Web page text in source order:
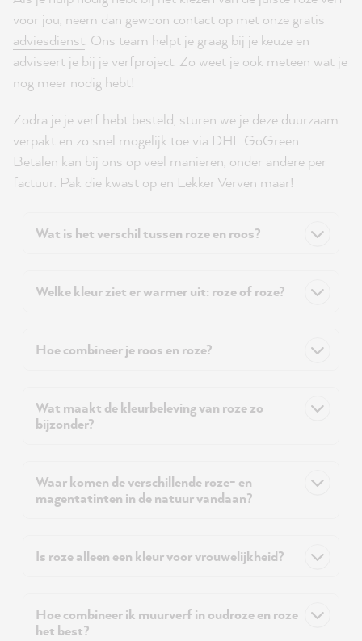
voor jou, neem dan gewoon contact op met onze gratis
adviesdienst. Ons team helpt je graag bij je keuze en
adviseert je bij je verfproject. Zo weet je ook meteen wat je
nog meer nodig hebt!
Zodra je je verf hebt besteld, sturen we je deze duurzaam
verpakt en zo snel mogelijk toe via DHL GoGreen.
Betalen kan bij ons op veel manieren, onder andere per
factuur. Pak die kwast op en Lekker Verven maar!
Wat is het verschil tussen roze en roos?
Welke kleur ziet er warmer uit: roze of roze?
Hoe combineer je roos en roze?
Wat maakt de kleurbeleving van roze zo
bijzonder?
Waar komen de verschillende roze- en
magentatinten in de natuur vandaan?
Is roze alleen een kleur voor vrouwelijkheid?
Hoe combineer ik muurverf in oudroze en roze
het best?